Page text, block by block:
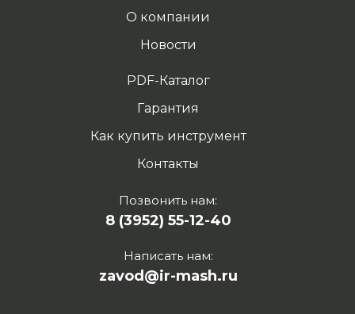
О компании
Новости
PDF-Каталог
Гарантия
Как купить инструмент
Контакты
Позвонить нам:
8 (3952) 55-12-40
Написать нам:
zavod@ir-mash.ru